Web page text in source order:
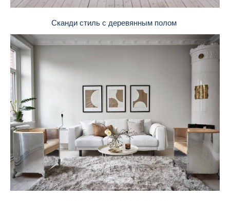
Сканди стиль с деревянным полом